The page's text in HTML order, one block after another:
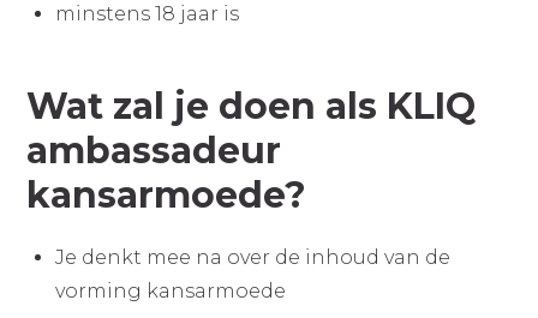
minstens 18 jaar is
Wat zal je doen als KLIQ
ambassadeur
kansarmoede?
Je denkt mee na over de inhoud van de
vorming kansarmoede